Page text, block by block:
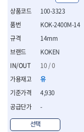
- 핀펀치
- 평치즐
- 핀펀치세트
- 펀치
- 톱대
- 용접용품
- 빠루
원예.사무용품
- 커터칼
100-3323
KOKEN
10 / 0
유
4,930
-
선택
KOK-2400M-14
14mm